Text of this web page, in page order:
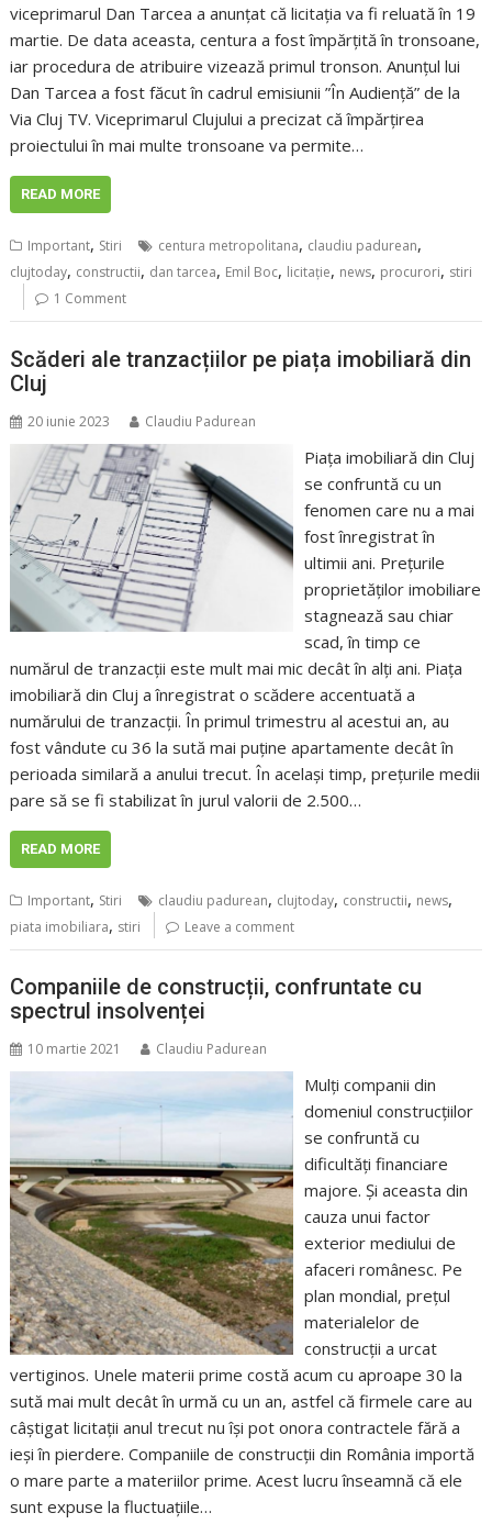
viceprimarul Dan Tarcea a anunțat că licitația va fi reluată în 19
martie. De data aceasta, centura a fost împărțită în tronsoane,
iar procedura de atribuire vizează primul tronson. Anunțul lui
Dan Tarcea a fost făcut în cadrul emisiunii ”În Audiență” de la
Via Cluj TV. Viceprimarul Clujului a precizat că împărțirea
proiectului în mai multe tronsoane va permite…
READ MORE
Important, Stiri centura metropolitana, claudiu padurean,
clujtoday, constructii, dan tarcea, Emil Boc, licitaţie, news, procurori, stiri
1 Comment
Scăderi ale tranzacțiilor pe piața imobiliară din
Cluj
20 iunie 2023 Claudiu Padurean
Piața imobiliară din Cluj
se confruntă cu un
fenomen care nu a mai
fost înregistrat în
ultimii ani. Prețurile
proprietăților imobiliare
stagnează sau chiar
scad, în timp ce
numărul de tranzacții este mult mai mic decât în alți ani. Piața
imobiliară din Cluj a înregistrat o scădere accentuată a
numărului de tranzacții. În primul trimestru al acestui an, au
fost vândute cu 36 la sută mai puține apartamente decât în
perioada similară a anului trecut. În același timp, prețurile medii
pare să se fi stabilizat în jurul valorii de 2.500…
READ MORE
Important, Stiri claudiu padurean, clujtoday, constructii, news,
piata imobiliara, stiri Leave a comment
Companiile de construcții, confruntate cu
spectrul insolvenței
10 martie 2021 Claudiu Padurean
Mulți companii din
domeniul construcțiilor
se confruntă cu
dificultăți financiare
majore. Și aceasta din
cauza unui factor
exterior mediului de
afaceri românesc. Pe
plan mondial, prețul
materialelor de
construcții a urcat
vertiginos. Unele materii prime costă acum cu aproape 30 la
sută mai mult decât în urmă cu un an, astfel că firmele care au
câștigat licitații anul trecut nu își pot onora contractele fără a
ieși în pierdere. Companiile de construcții din România importă
o mare parte a materiilor prime. Acest lucru înseamnă că ele
sunt expuse la fluctuațiile…